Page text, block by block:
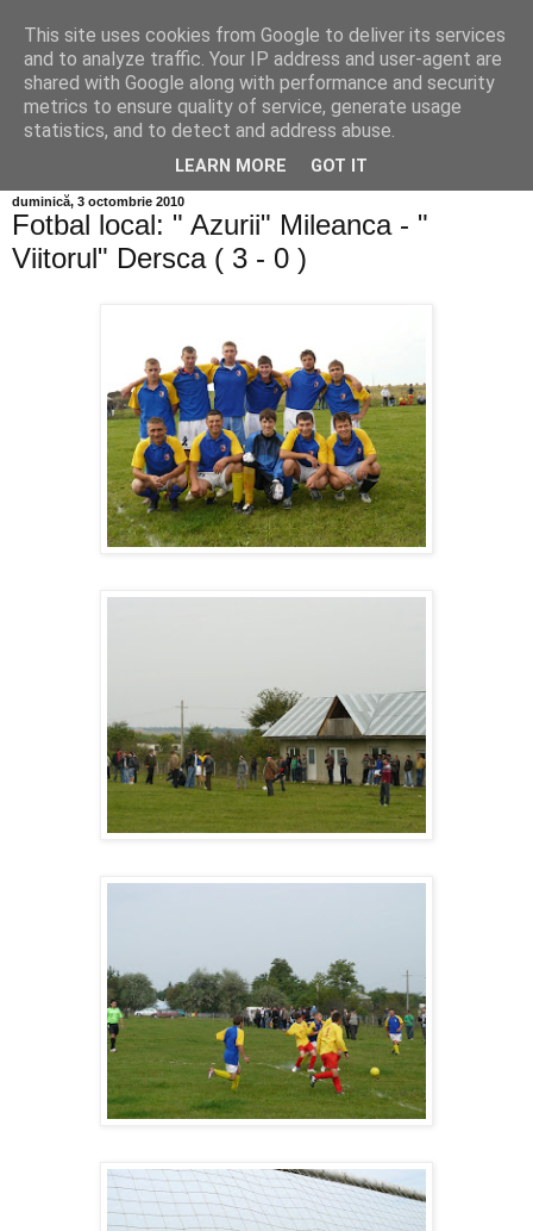
Info MILEANCA
BINE AȚI VENIT! *Jurnal online de informație și opinie;
Vineri 07 August, 2026
duminică, 3 octombrie 2010
Fotbal local: " Azurii" Mileanca - "
Viitorul" Dersca ( 3 - 0 )
This site uses cookies from Google to deliver its services
and to analyze traffic. Your IP address and user-agent are
shared with Google along with performance and security
metrics to ensure quality of service, generate usage
statistics, and to detect and address abuse.
LEARN MORE GOT IT